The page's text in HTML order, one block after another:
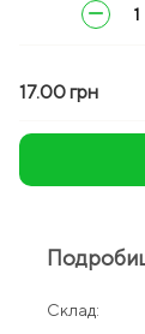
remove
17.00 грн
Склад: